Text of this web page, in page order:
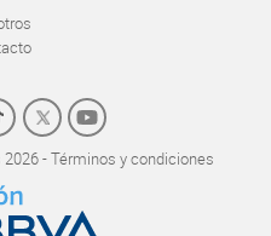
- Términos y condiciones